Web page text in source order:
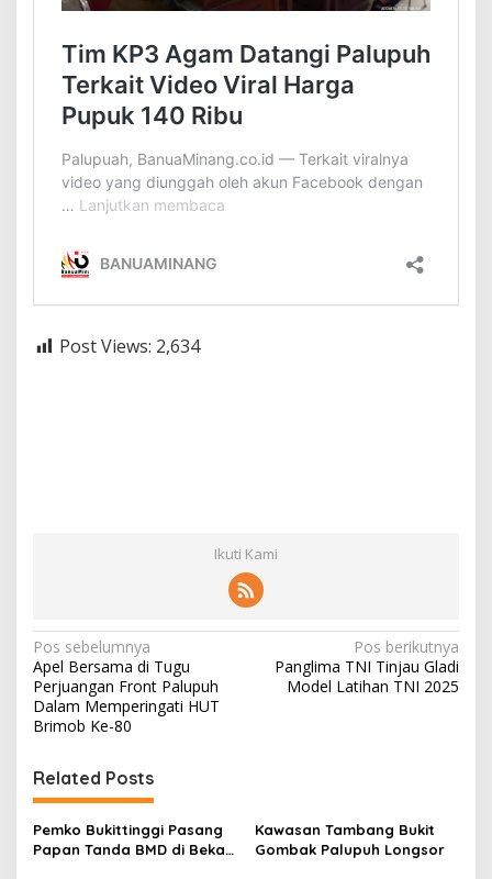
Post Views: 2,634
Ikuti Kami
N
a
v
g
a
s
Pos sebelumnya
Apel Bersama di Tugu
Perjuangan Front Palupuh
Dalam Memperingati HUT
Brimob Ke-80
Pos berikutnya
Panglima TNI Tinjau Gladi
Model Latihan TNI 2025
Related Posts
Pemko Bukittinggi Pasang
Papan Tanda BMD di Bekas
Kawasan Tambang Bukit
Gombak Palupuh Longsor